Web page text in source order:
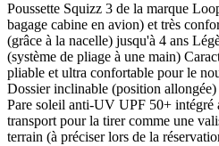
Poussette Squizz 3 de la marque
bagage cabine en avion) et très
(grâce à la nacelle) jusqu'à 4 ans
(système de pliage à une main)
pliable et ultra confortable pour le
Dossier inclinable (position
Pare soleil anti-UV UPF 50+ intégré
transport pour la tirer comme une
terrain (à préciser lors de la